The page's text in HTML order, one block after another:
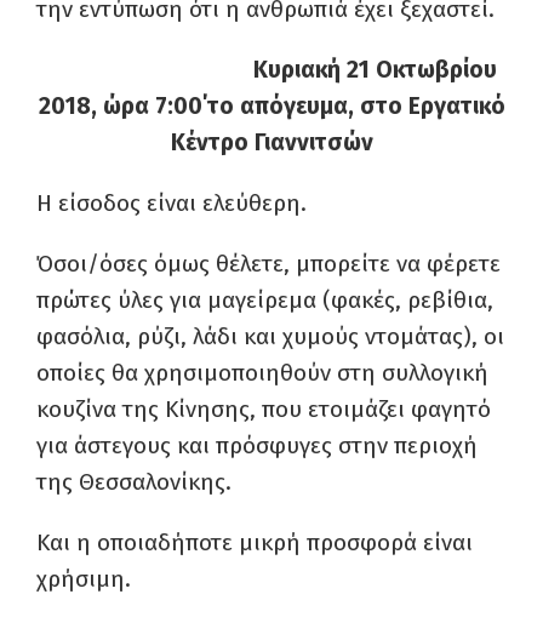
την εντύπωση ότι η ανθρωπιά έχει ξεχαστεί.
Κυριακή 21 Οκτωβρίου
2018, ώρα 7:00΄το απόγευμα, στο Εργατικό
Κέντρο Γιαννιτσών
Η είσοδος είναι ελεύθερη.
Όσοι/όσες όμως θέλετε, μπορείτε να φέρετε
πρώτες ύλες για μαγείρεμα (φακές, ρεβίθια,
φασόλια, ρύζι, λάδι και χυμούς ντομάτας), οι
οποίες θα χρησιμοποιηθούν στη συλλογική
κουζίνα της Κίνησης, που ετοιμάζει φαγητό
για άστεγους και πρόσφυγες στην περιοχή
της Θεσσαλονίκης.
Και η οποιαδήποτε μικρή προσφορά είναι
χρήσιμη.